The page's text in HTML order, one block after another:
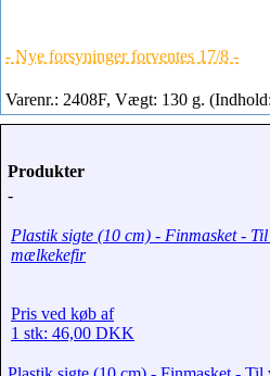
- Nye forsyninger forventes 17/8 -
Varenr.: 2408F, Vægt: 130 g.
Produkter
-
Plastik sigte (10 cm) - Finmasket -
mælkekefir
Pris ved køb af
1 stk: 46,00 DKK